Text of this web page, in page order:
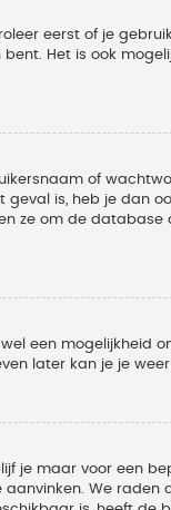
eerst of je
Het is ook
of
is, heb je dan
ze om de
een mogelijkheid
later kan je je
je maar voor een
We